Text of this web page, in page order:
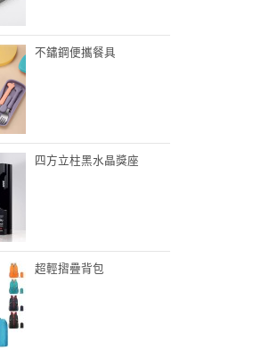
不鏽鋼便攜餐具
四方立柱黑水晶獎座
超輕摺疊背包